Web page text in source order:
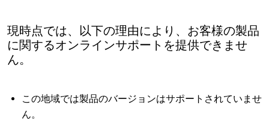
現時点では、以下の理由により、お客様の製品
に関するオンラインサポートを提供できませ
ん。
この地域では製品のバージョンはサポートされていませ
ん。